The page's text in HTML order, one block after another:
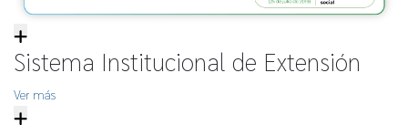
Sistema Institucional de Extensión
Ver más